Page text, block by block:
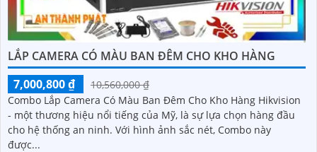
LẮP CAMERA CÓ MÀU BAN ĐÊM CHO KHO HÀNG
7,000,800 ₫
10,560,000 ₫
Combo Lắp Camera Có Màu Ban Đêm Cho Kho Hàng Hikvision
- một thương hiệu nổi tiếng của Mỹ, là sự lựa chọn hàng đầu
cho hệ thống an ninh. Với hình ảnh sắc nét, Combo này
được...